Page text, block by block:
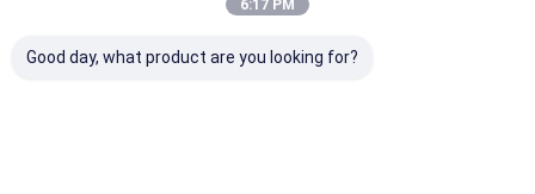
6:17 PM
Good day, what product are you looking for?